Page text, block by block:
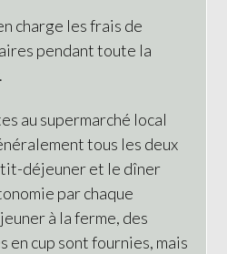
charge les frais de
pendant toute la
au supermarché local
tous les deux
déjeuner et le dîner
par chaque
à la ferme, des
en cup sont fournies, mais